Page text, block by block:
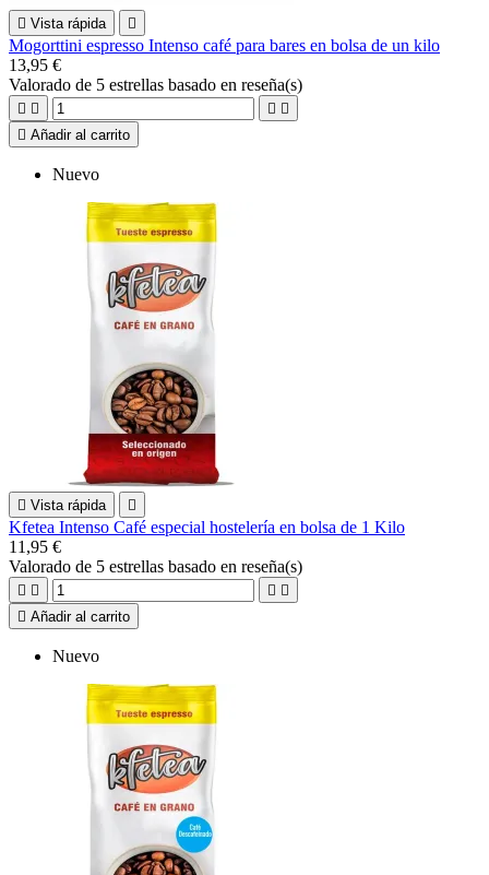
 Vista rápida 
Mogorttini espresso Intenso café para bares en bolsa de un kilo
13,95 €
Valorado de 5 estrellas basado en reseña(s)
   
 Añadir al carrito
Nuevo
 Vista rápida 
Kfetea Intenso Café especial hostelería en bolsa de 1 Kilo
11,95 €
Valorado de 5 estrellas basado en reseña(s)
   
 Añadir al carrito
Nuevo